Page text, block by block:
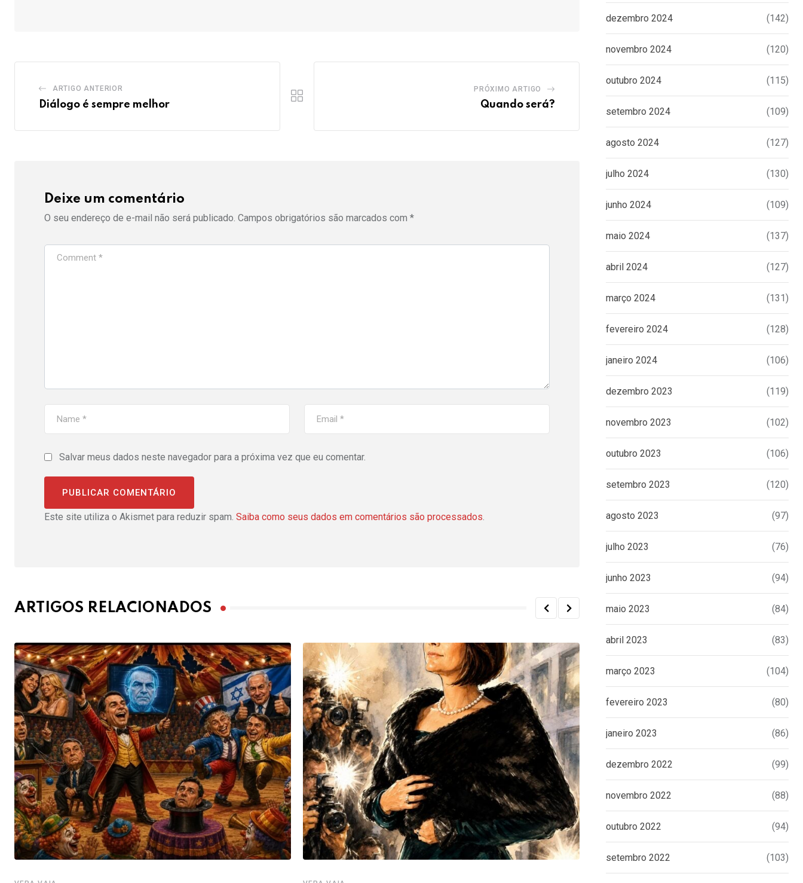
ARTIGO ANTERIOR
Diálogo é sempre melhor
PRÓXIMO ARTIGO
Quando será?
Deixe um comentário
O seu endereço de e-mail não será publicado. Campos obrigatórios são marcados com *
Salvar meus dados neste navegador para a próxima vez que eu comentar.
Este site utiliza o Akismet para reduzir spam. Saiba como seus dados em comentários são processados.
ARTIGOS RELACIONADOS
dezembro 2024 (142)
novembro 2024 (120)
outubro 2024 (115)
setembro 2024 (109)
agosto 2024 (127)
julho 2024 (130)
junho 2024 (109)
maio 2024 (137)
abril 2024 (127)
março 2024 (131)
fevereiro 2024 (128)
janeiro 2024 (106)
dezembro 2023 (119)
novembro 2023 (102)
outubro 2023 (106)
setembro 2023 (120)
agosto 2023 (97)
julho 2023 (76)
junho 2023 (94)
maio 2023 (84)
abril 2023 (83)
março 2023 (104)
fevereiro 2023 (80)
janeiro 2023 (86)
dezembro 2022 (99)
novembro 2022 (88)
outubro 2022 (94)
setembro 2022 (103)